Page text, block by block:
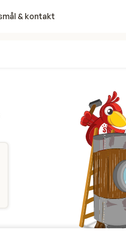
& kontakt